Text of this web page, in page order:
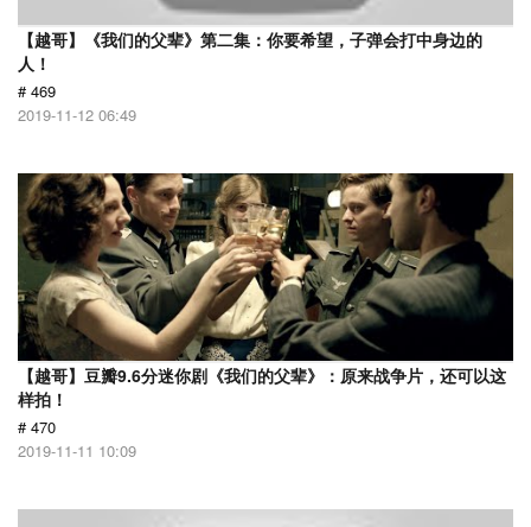
【越哥】《我们的父辈》第二集：你要希望，子弹会打中身边的
人！
# 469
2019-11-12 06:49
【越哥】豆瓣9.6分迷你剧《我们的父辈》：原来战争片，还可以这
样拍！
# 470
2019-11-11 10:09